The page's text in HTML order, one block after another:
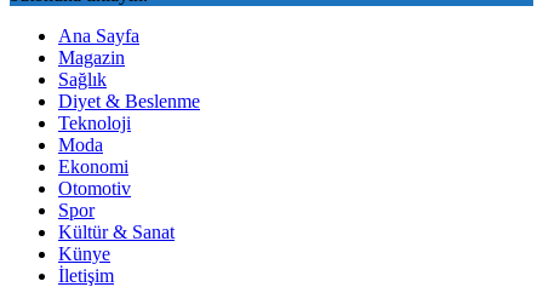
Ana Sayfa
Magazin
Sağlık
Diyet & Beslenme
Teknoloji
Moda
Ekonomi
Otomotiv
Spor
Kültür & Sanat
Künye
İletişim